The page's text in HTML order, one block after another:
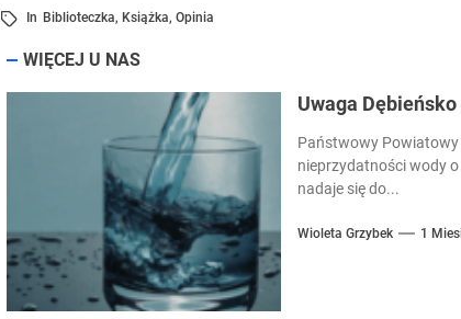
In Biblioteczka, Książka, Opinia
WIĘCEJ U NAS
Uwaga
Państwowy
nieprzydatności wody
nadaje się do...
Wioleta Grzybek 1